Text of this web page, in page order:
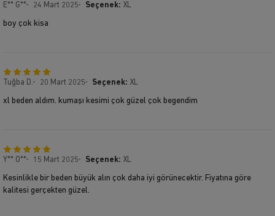
E** G** 24 Mart 2025 Seçenek: XL
boy çok kisa
Tuğba D. 20 Mart 2025 Seçenek: XL
xl beden aldım. kumaşı kesimi çok güzel çok begendim
Y** O** 15 Mart 2025 Seçenek: XL
Kesinlikle bir beden büyük alın çok daha iyi görünecektir. Fiyatına göre
kalitesi gerçekten güzel.